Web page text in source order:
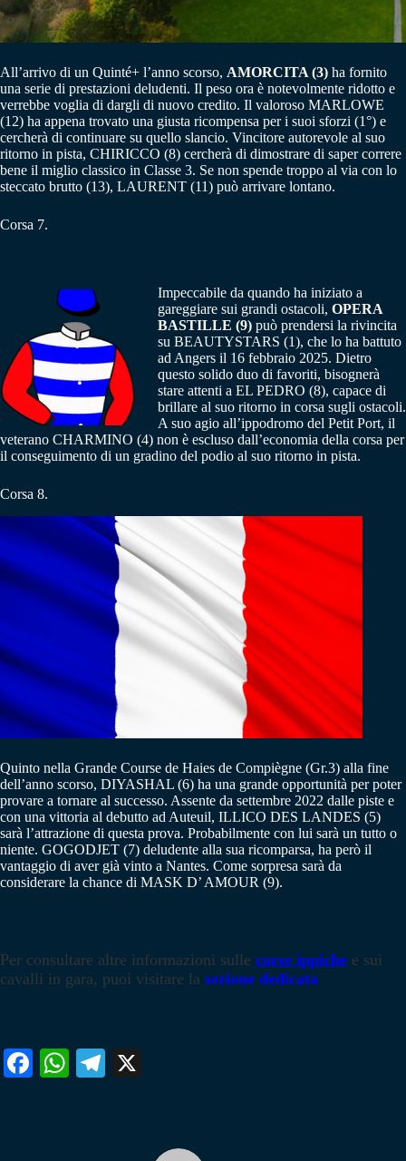
All’arrivo di un Quinté+ l’anno scorso, AMORCITA (3) ha fornito
una serie di prestazioni deludenti. Il peso ora è notevolmente ridotto e
verrebbe voglia di dargli di nuovo credito. Il valoroso MARLOWE
(12) ha appena trovato una giusta ricompensa per i suoi sforzi (1°) e
cercherà di continuare su quello slancio. Vincitore autorevole al suo
ritorno in pista, CHIRICCO (8) cercherà di dimostrare di saper correre
bene il miglio classico in Classe 3. Se non spende troppo al via con lo
steccato brutto (13), LAURENT (11) può arrivare lontano.
Corsa 7.
Impeccabile da quando ha iniziato a
gareggiare sui grandi ostacoli, OPERA
BASTILLE (9) può prendersi la rivincita
su BEAUTYSTARS (1), che lo ha battuto
ad Angers il 16 febbraio 2025. Dietro
questo solido duo di favoriti, bisognerà
stare attenti a EL PEDRO (8), capace di
brillare al suo ritorno in corsa sugli ostacoli.
A suo agio all’ippodromo del Petit Port, il
veterano CHARMINO (4) non è escluso dall’economia della corsa per
il conseguimento di un gradino del podio al suo ritorno in pista.
Corsa 8.
Quinto nella Grande Course de Haies de Compiègne (Gr.3) alla fine
dell’anno scorso, DIYASHAL (6) ha una grande opportunità per poter
provare a tornare al successo. Assente da settembre 2022 dalle piste e
con una vittoria al debutto ad Auteuil, ILLICO DES LANDES (5)
sarà l’attrazione di questa prova. Probabilmente con lui sarà un tutto o
niente. GOGODJET (7) deludente alla sua ricomparsa, ha però il
vantaggio di aver già vinto a Nantes. Come sorpresa sarà da
considerare la chance di MASK D’ AMOUR (9).
Per consultare altre informazioni sulle corse ippiche e sui
cavalli in gara, puoi visitare la sezione dedicata
Fa W
Te